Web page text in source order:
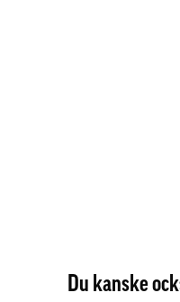
Du kanske